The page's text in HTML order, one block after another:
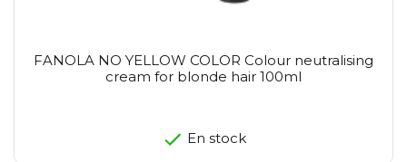
FANOLA NO YELLOW COLOR Colour neutralising
cream for blonde hair 100ml
En stock